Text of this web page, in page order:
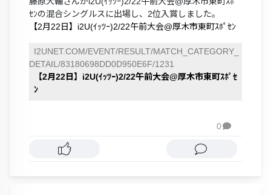
ｾﾝの混合シングルスに出場し、2位入賞しました。
【2月22日】i2U(ｲｯﾂｰ)2/22午前大会@厚木市東町ｽﾎﾟｾﾝ
I2UNET.COM/EVENT/RESULT/MATCH_CATEGORY_
DETAIL/83180698DD0D950E6F/1231
【2月22日】i2U(ｲｯﾂｰ)2/22午前大会@厚木市東町ｽﾎﾟｾ
ﾝ
0